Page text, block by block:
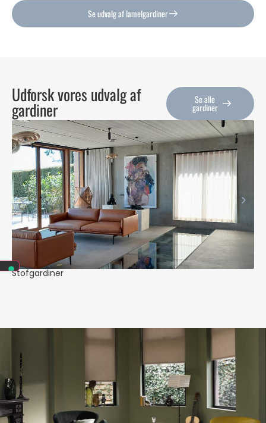
Se udvalg af lamelgardiner
Udforsk vores udvalg af
gardiner Se alle
gardiner
Stofgardiner